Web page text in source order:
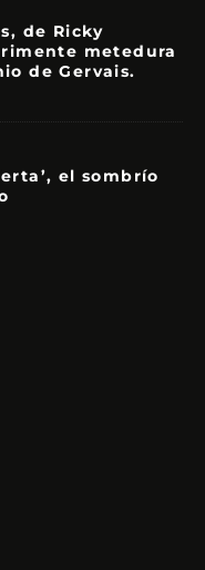
de Ricky
metedura
de Gervais.
el sombrío